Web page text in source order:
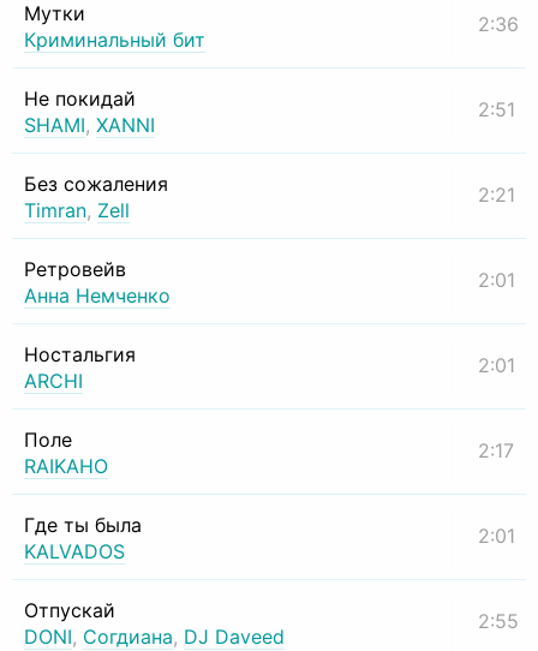
Мутки
Криминальный бит
2:36
Не покидай
SHAMI, XANNI
2:51
Без сожаления
Timran, Zell
2:21
Ретровейв
Анна Немченко
2:01
Ностальгия
ARCHI
2:01
Поле
RAIKAHO
2:17
Где ты была
KALVADOS
2:01
Отпускай
DONI, Согдиана, DJ Daveed
2:55